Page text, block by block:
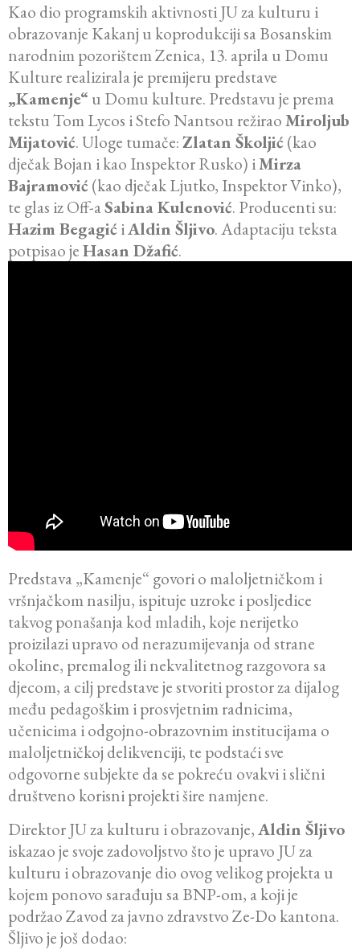
Kao dio programskih aktivnosti JU za kulturu i
obrazovanje Kakanj u koprodukciji sa Bosanskim
narodnim pozorištem Zenica, 13. aprila u Domu
Kulture realizirala je premijeru predstave
„Kamenje“u Domu kulture. Predstavu je prema
tekstu Tom Lycos i Stefo Nantsou režiraoMiroljub
Mijatović. Uloge tumače:Zlatan Školjić (kao
dječak Bojan i kao Inspektor Rusko) iMirza
Bajramović (kao dječak Ljutko, Inspektor Vinko),
te glas iz Off-aSabina Kulenović. Producenti su:
Hazim Begagić iAldin Šljivo. Adaptaciju teksta
potpisao jeHasan Džafić.
Predstava „Kamenje“ govori o maloljetničkom i
vršnjačkom nasilju, ispituje uzroke i posljedice
takvog ponašanja kod mladih, koje nerijetko
proizilazi upravo od nerazumijevanja od strane
okoline, premalog ili nekvalitetnog razgovora sa
djecom, a cilj predstave je stvoriti prostor za dijalog
među pedagoškim i prosvjetnim radnicima,
učenicima i odgojno-obrazovnim institucijama o
maloljetničkoj delikvenciji, te podstaći sve
odgovorne subjekte da se pokreću ovakvi i slični
društveno korisni projekti šire namjene.
Direktor JU za kulturu i obrazovanje,Aldin Šljivo
iskazao je svoje zadovoljstvo što je upravo JU za
kulturu i obrazovanje dio ovog velikog projekta u
kojem ponovo sarađuju sa BNP-om, a koji je
podržao Zavod za javno zdravstvo Ze-Do kantona.
Šljivo je još dodao: